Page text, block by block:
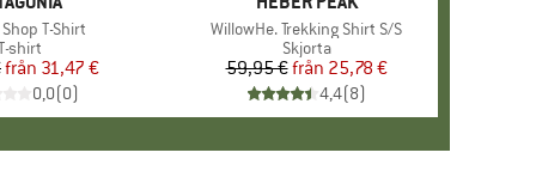
T-Shirt
shirt
Pris
Reducerat pris
från 31,47 €
0,0(0)
Produkter
WillowHe. Trekking Shirt S/S
Produktgrupp
Skjorta
Pris
59,95 € Reducerat pris
från 25,78 €
4,4(8)